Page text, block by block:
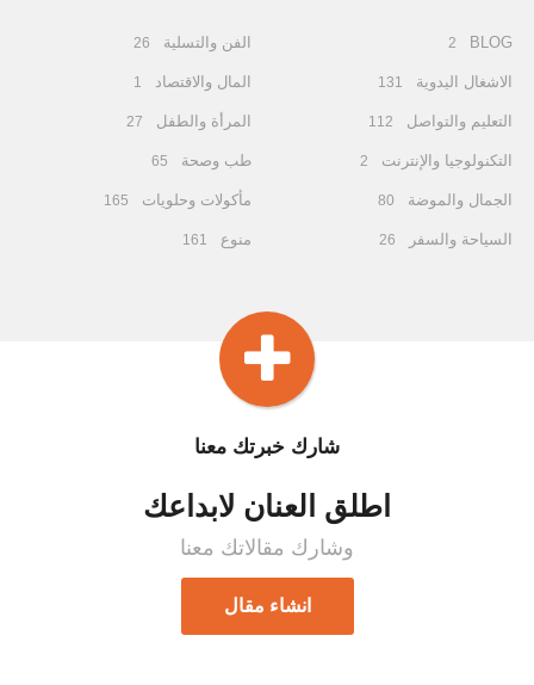
BLOG
2
الاشغال اليدوية 131
التعليم والتواصل 112
التكنولوجيا والإنترنت 2
الجمال والموضة 80
السياحة والسفر 26
الفن والتسلية 26
المال والاقتصاد 1
المرأة والطفل 27
طب وصحة 65
مأكولات وحلويات 165
منوع 161
شارك خبرتك معنا
اطلق العنان لابداعك
وشارك مقالاتك معنا
انشاء مقال